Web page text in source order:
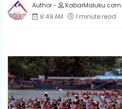
KabarMaluku.com
8:49 AM
1 minute read